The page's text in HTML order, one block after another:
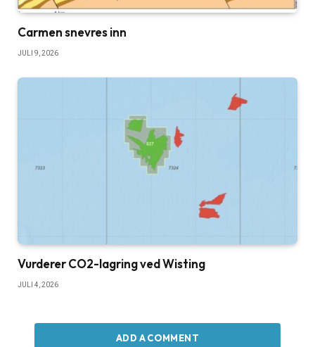
Carmen snevres inn
JULI 9, 2026
Vurderer CO2-lagring ved Wisting
JULI 4, 2026
ADD A COMMENT